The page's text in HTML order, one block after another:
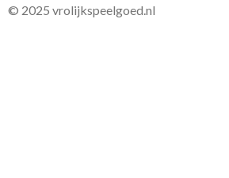
© 2025 vrolijkspeelgoed.nl